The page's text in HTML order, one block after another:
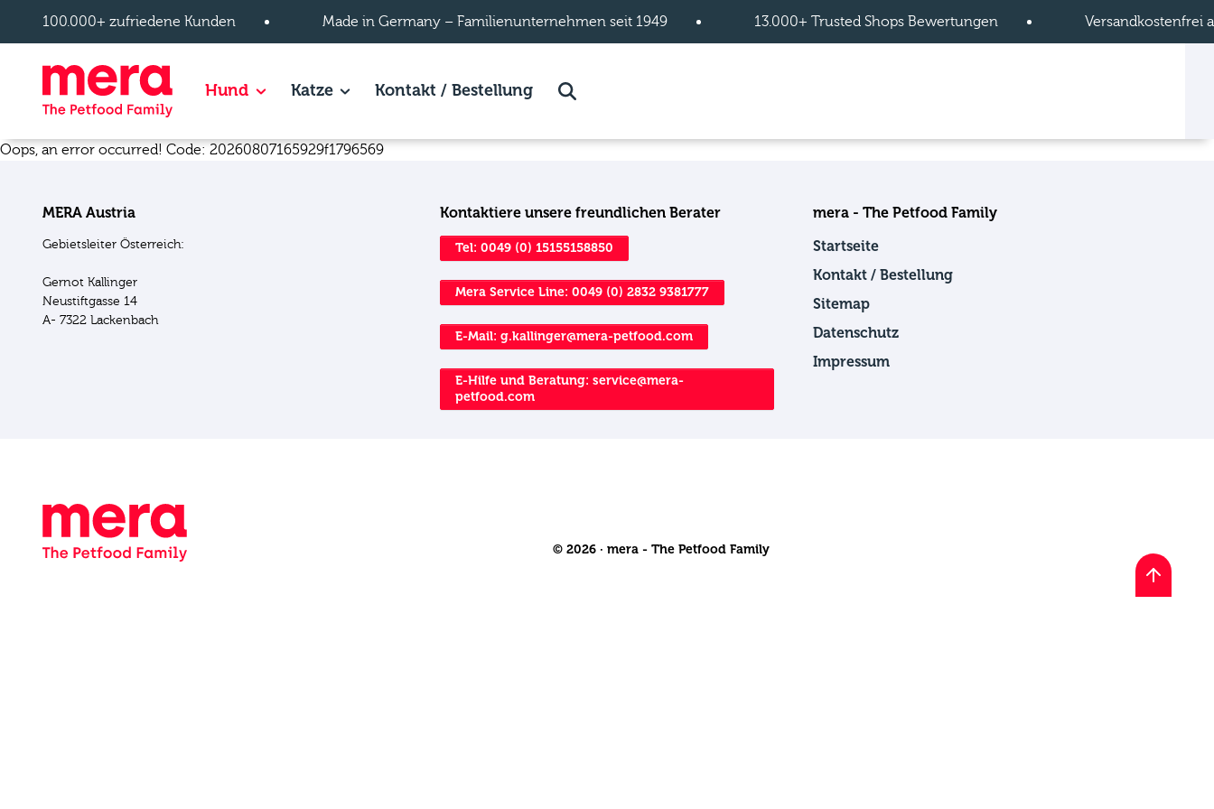
100.000+ zufriedene Kunden Made in Germany – Familienunternehmen seit 1949 13.000+ Trusted Shops Bewertungen Versandkostenfrei
Hund Show subpages of Hund page.
KatzeShow subpages of Katze page.
Kontakt / Bestellung Suche
Oops, an error occurred! Code: 20260807165929f1796569
MERA Austria
Gebietsleiter Österreich:
Gernot Kallinger
Neustiftgasse 14
A- 7322 Lackenbach
Kontaktiere unsere freundlichen Berater
Tel: 0049 (0) 15155158850
Mera Service Line: 0049 (0) 2832 9381777
E-Mail: g.kallinger@mera-petfood.com
E-Hilfe und Beratung: service@mera-
petfood.com
mera - The Petfood Family
Startseite
Kontakt / Bestellung
Sitemap
Datenschutz
Impressum
© 2026 · mera - The Petfood Family